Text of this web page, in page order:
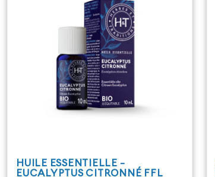
HUILE ESSENTIELLE -
EUCALYPTUS CITRONNÉ FFL